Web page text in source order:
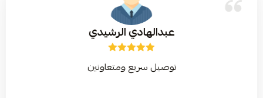
عبدالهادي الرشيدي
توصيل سريع ومتعاونين